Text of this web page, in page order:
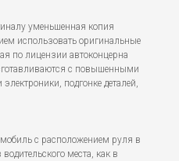
уменьшенная копия
использовать оригинальные
по лицензии автоконцерна
с повышенными
подгонке деталей,
с расположением руля в
места, как в